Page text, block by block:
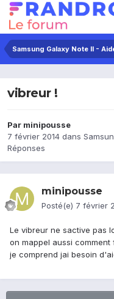
Samsung Galaxy Note II -
vibreur !
Par minipousse
7 février 2014 dans
Réponses
minipousse
Posté(e) 7 février
Le vibreur ne sactive pas
on mappel aussi
je comprend jai besoin